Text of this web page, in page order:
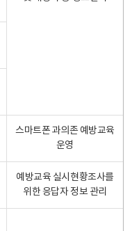
스마트폰 과의존 예방교육
운영
예방교육 실시현황조사를
위한 응답자 정보 관리